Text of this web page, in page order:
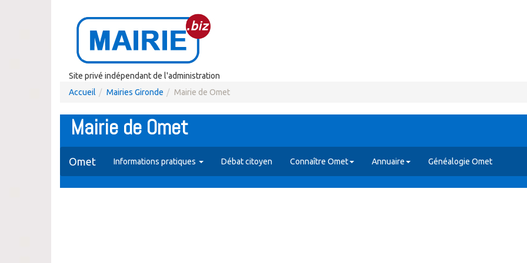
Site privé indépendant de l'administration
Accueil
Mairies Gironde Mairie de Omet
Mairie de Omet
Omet Informations pratiques Débat citoyen Connaître Omet Annuaire Généalogie Omet